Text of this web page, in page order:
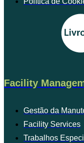
Facility
Gestão da
Facility Services
Trabalhos